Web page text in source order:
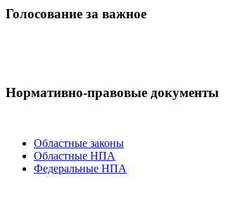
Голосование за важное
Нормативно-правовые документы
Областные законы
Областные НПА
Федеральные НПА